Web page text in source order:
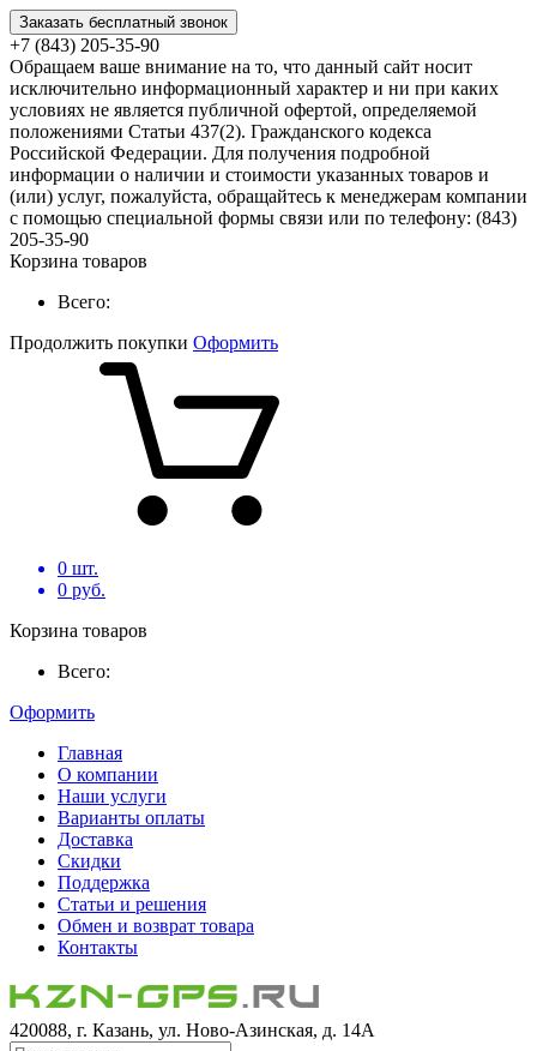
Заказать бесплатный звонок
+7 (843) 205-35-90
Обращаем ваше внимание на то, что данный сайт носит
исключительно информационный характер и ни при каких
условиях не является публичной офертой, определяемой
положениями Статьи 437(2). Гражданского кодекса
Российской Федерации. Для получения подробной
информации о наличии и стоимости указанных товаров и
(или) услуг, пожалуйста, обращайтесь к менеджерам компании
с помощью специальной формы связи или по телефону: (843)
205-35-90
Корзина товаров
Всего:
Продолжить покупки Оформить
0 шт.
0 руб.
Корзина товаров
Всего:
Оформить
Главная
О компании
Наши услуги
Варианты оплаты
Доставка
Скидки
Поддержка
Статьи и решения
Обмен и возврат товара
Контакты
420088, г. Казань, ул. Ново-Азинская, д. 14А